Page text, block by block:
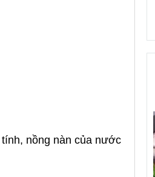
nồng nàn của nước